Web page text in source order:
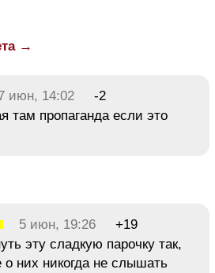
→
июн, 14:02
-2
там пропаганда если это
5 июн, 19:26
+19
эту сладкую парочку так,
них никогда не слышать